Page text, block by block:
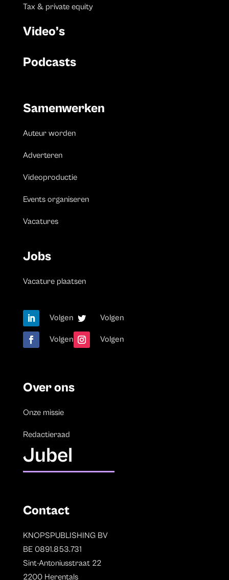
Tax & private equity
Video’s
Podcasts
Samenwerken
Auteur worden
Adverteren
Videoproductie
Events organiseren
Vacatures
Jobs
Vacature plaatsen
Volgen Volgen
Volgen Volgen
Over ons
Onze missie
Redactieraad
Jubel
Contact
KNOPSPUBLISHING BV
BE 0891.853.731
Sint-Antoniusstraat 22
2200 Herentals